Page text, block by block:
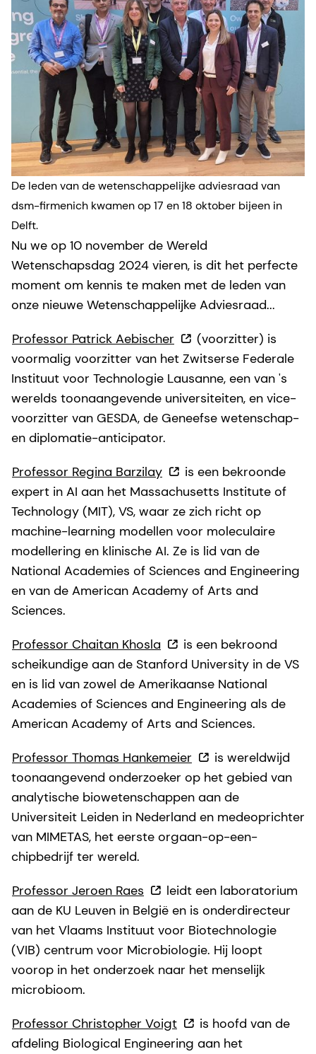
De leden van de wetenschappelijke adviesraad van
dsm-firmenich kwamen op 17 en 18 oktober bijeen in
Delft.
Nu we op 10 november de Wereld
Wetenschapsdag 2024 vieren, is dit het perfecte
moment om kennis te maken met de leden van
onze nieuwe Wetenschappelijke Adviesraad...
Professor Patrick Aebischer
(voorzitter) is
voormalig voorzitter van het Zwitserse Federale
Instituut voor Technologie Lausanne, een van 's
werelds toonaangevende universiteiten, en vice-
voorzitter van GESDA, de Geneefse wetenschap-
en diplomatie-anticipator.
Professor Regina Barzilay
is een bekroonde
expert in AI aan het Massachusetts Institute of
Technology (MIT), VS, waar ze zich richt op
machine-learning modellen voor moleculaire
modellering en klinische AI. Ze is lid van de
National Academies of Sciences and Engineering
en van de American Academy of Arts and
Sciences.
Professor Chaitan Khosla
is een bekroond
scheikundige aan de Stanford University in de VS
en is lid van zowel de Amerikaanse National
Academies of Sciences and Engineering als de
American Academy of Arts and Sciences.
Professor Thomas Hankemeier
is wereldwijd
toonaangevend onderzoeker op het gebied van
analytische biowetenschappen aan de
Universiteit Leiden in Nederland en medeoprichter
van MIMETAS, het eerste orgaan-op-een-
chipbedrijf ter wereld.
Professor Jeroen Raes
leidt een laboratorium
aan de KU Leuven in België en is onderdirecteur
van het Vlaams Instituut voor Biotechnologie
(VIB) centrum voor Microbiologie. Hij loopt
voorop in het onderzoek naar het menselijk
microbioom.
Professor Christopher Voigt
is hoofd van de
afdeling Biological Engineering aan het